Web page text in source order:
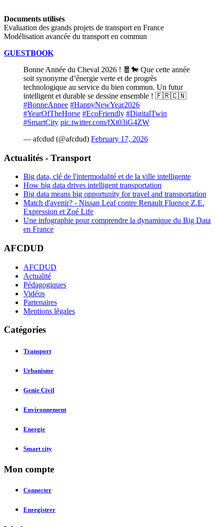
Documents utilisés
Evaluation des grands projets de transport en France
Modélisation avancée du transport en commun
GUESTBOOK
Bonne Année du Cheval 2026 ! 🧧🐎 Que cette année
soit synonyme d’énergie verte et de progrès
technologique au service du bien commun. Un futur
intelligent et durable se dessine ensemble ! 🇫🇷🇨🇳
#BonneAnnee #HappyNewYear2026
#YearOfTheHorse #EcoFriendly #DigitalTwin
#SmartCity pic.twitter.com/fXt03iG4ZW
— afcdud (@afcdud) February 17, 2026
Actualités - Transport
Big data, clé de l'intermodalité et de la ville intelligente
How big data drives intelligent transportation
Big data means big opportunity for travel and transportation
Match d'avenir? - Nissan Leaf contre Renault Fluence Z.E.
Expression et Zoé Life
Une infographie pour comprendre la dynamique du Big Data
en France
AFCDUD
AFCDUD
Actualité
Pédagogiques
Vidéos
Partenaires
Mentions légales
Catégories
Transport
Urbanisme
Genie Civil
Environnement
Energie
Smart city
Mon compte
Connecter
Enregistrer